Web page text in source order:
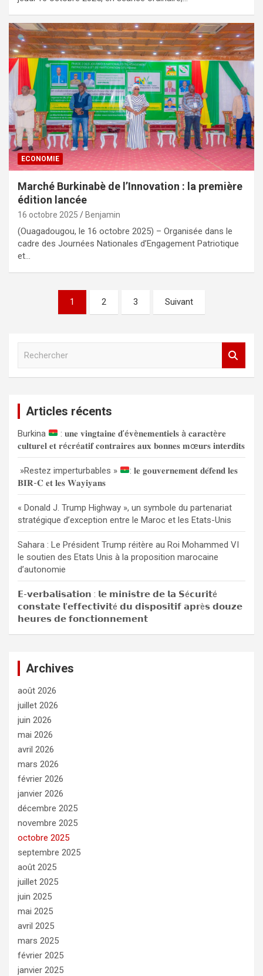
ECONOMIE
Marché Burkinabè de l’Innovation : la première
édition lancée
16 octobre 2025 Benjamin
(Ouagadougou, le 16 octobre 2025) – Organisée dans le
cadre des Journées Nationales d’Engagement Patriotique
et…
Navigation
1 2 3 Suivant
c
h
e
r
Articles récents
Burkina
: 𝐮𝐧𝐞 𝐯𝐢𝐧𝐠𝐭𝐚𝐢𝐧𝐞 𝐝’é𝐯è𝐧𝐞𝐦𝐞𝐧𝐭𝐢𝐞𝐥𝐬 à 𝐜𝐚𝐫𝐚𝐜𝐭è𝐫𝐞
𝐜𝐮𝐥𝐭𝐮𝐫𝐞𝐥 𝐞𝐭 𝐫é𝐜𝐫é𝐚𝐭𝐢𝐟 𝐜𝐨𝐧𝐭𝐫𝐚𝐢𝐫𝐞𝐬 𝐚𝐮𝐱 𝐛𝐨𝐧𝐧𝐞𝐬 𝐦œ𝐮𝐫𝐬 𝐢𝐧𝐭𝐞𝐫𝐝𝐢𝐭𝐬
»Restez imperturbables »
: 𝐥𝐞 𝐠𝐨𝐮𝐯𝐞𝐫𝐧𝐞𝐦𝐞𝐧𝐭 𝐝𝐞́𝐟𝐞𝐧𝐝 𝐥𝐞𝐬
𝐁𝐈𝐑-𝐂 𝐞𝐭 𝐥𝐞𝐬 𝐖𝐚𝐲𝐢𝐲𝐚𝐧𝐬
« Donald J. Trump Highway », un symbole du partenariat
stratégique d’exception entre le Maroc et les Etats-Unis
Sahara : Le Président Trump réitère au Roi Mohammed VI
le soutien des Etats Unis à la proposition marocaine
d’autonomie
𝗘-𝘃𝗲𝗿𝗯𝗮𝗹𝗶𝘀𝗮𝘁𝗶𝗼𝗻 : 𝗹𝗲 𝗺𝗶𝗻𝗶𝘀𝘁𝗿𝗲 𝗱𝗲 𝗹𝗮 𝗦é𝗰𝘂𝗿𝗶𝘁é
𝗰𝗼𝗻𝘀𝘁𝗮𝘁𝗲 𝗹’𝗲𝗳𝗳𝗲𝗰𝘁𝗶𝘃𝗶𝘁é 𝗱𝘂 𝗱𝗶𝘀𝗽𝗼𝘀𝗶𝘁𝗶𝗳 𝗮𝗽𝗿è𝘀 𝗱𝗼𝘂𝘇𝗲
𝗵𝗲𝘂𝗿𝗲𝘀 𝗱𝗲 𝗳𝗼𝗻𝗰𝘁𝗶𝗼𝗻𝗻𝗲𝗺𝗲𝗻𝘁
Archives
août 2026
juillet 2026
juin 2026
mai 2026
avril 2026
mars 2026
février 2026
janvier 2026
décembre 2025
novembre 2025
octobre 2025
septembre 2025
août 2025
juillet 2025
juin 2025
mai 2025
avril 2025
mars 2025
février 2025
janvier 2025